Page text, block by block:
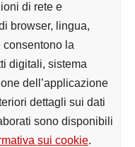
di rete e
browser, lingua,
consentono la
digitali, sistema
dell’applicazione
dettagli sui dati
sono disponibili
sui cookie.